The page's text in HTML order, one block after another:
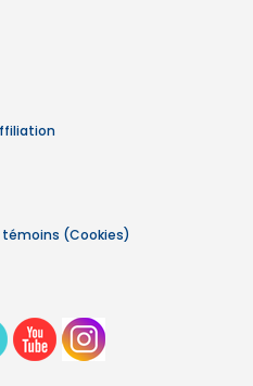
(Cookies)